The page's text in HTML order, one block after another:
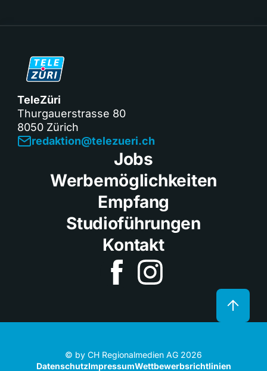
TeleZüri
Thurgauerstrasse 80
8050 Zürich
redaktion@telezueri.ch
Jobs
Werbemöglichkeiten
Empfang
Studioführungen
Kontakt
© by CH Regionalmedien AG 2026
DatenschutzImpressumWettbewerbsrichtlinien